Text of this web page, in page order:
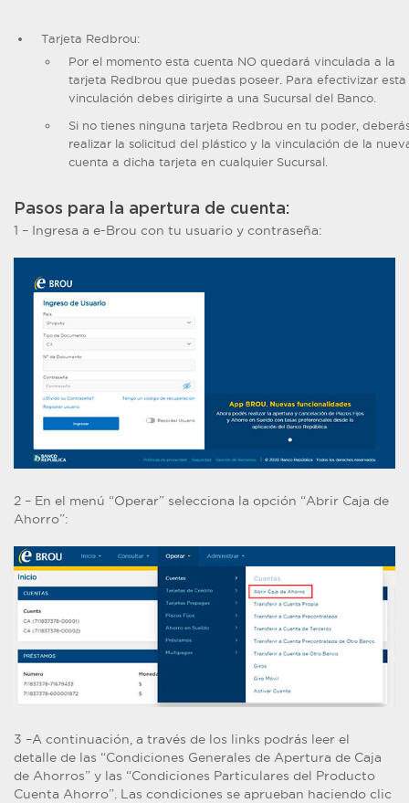
Tarjeta Redbrou:
Por el momento esta cuenta NO quedará vinculada a la
tarjeta Redbrou que puedas poseer. Para efectivizar esta
vinculación debes dirigirte a una Sucursal del Banco.
Si no tienes ninguna tarjeta Redbrou en tu poder,
realizar la solicitud del plástico y la vinculación de la
cuenta a dicha tarjeta en cualquier Sucursal.
Pasos para la apertura de cuenta:
1 – Ingresa a e-Brou con tu usuario y contraseña:
2 – En el menú “Operar” selecciona la opción “Abrir Caja de
Ahorro”:
3 –A continuación, a través de los links podrás leer el
detalle de las “Condiciones Generales de Apertura de Caja
de Ahorros” y las “Condiciones Particulares del Producto
Cuenta Ahorro”. Las condiciones se aprueban haciendo clic